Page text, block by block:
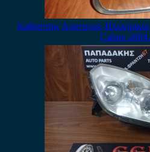
Καθρέπτης Αριστερός
Cabrio